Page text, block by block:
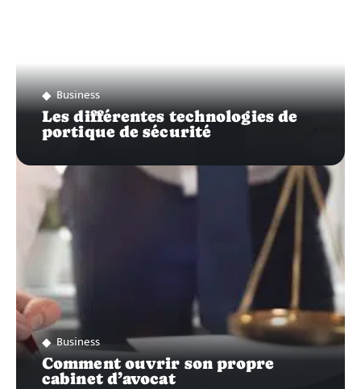
Business
Les différentes technologies de
portique de sécurité
Business
Comment ouvrir son propre
cabinet d’avocat